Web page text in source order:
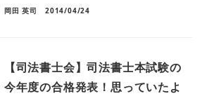
岡田 英司 2014/04/24
【司法書士会】司法書士本試験の
今年度の合格発表！思っていたよ